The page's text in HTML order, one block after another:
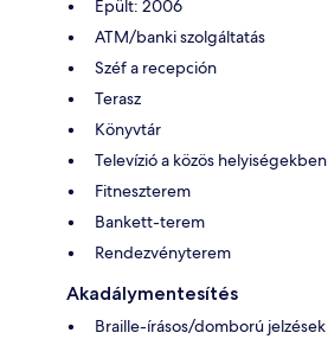
Épült: 2006
ATM/banki szolgáltatás
Széf a recepción
Terasz
Könyvtár
Televízió a közös helyiségekben
Fitneszterem
Bankett-terem
Rendezvényterem
Akadálymentesítés
Braille-írásos/domború jelzések